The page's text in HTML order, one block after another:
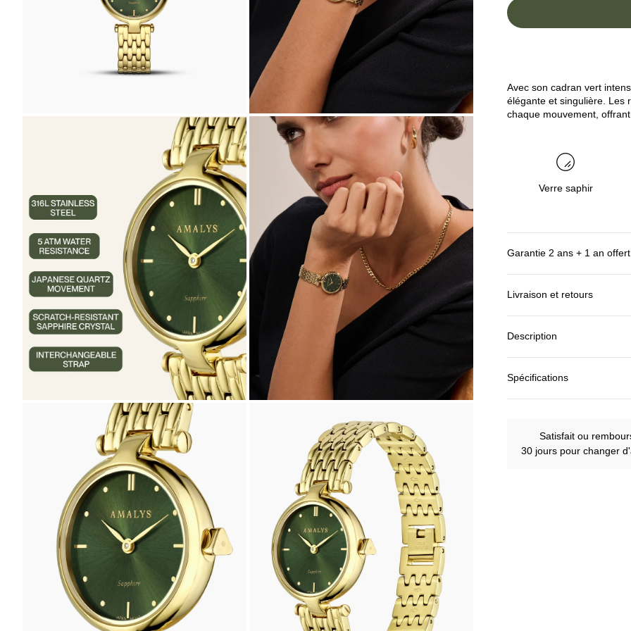
ZOOMER
SUR
L'IMAGE
Avec son cadran vert
élégante et singulière. Les
chaque mouvement,
Verre saphir
Garantie 2 ans + 1 an offert
Livraison et retours
Description
Spécifications
Satisfait ou
30 jours pour changer